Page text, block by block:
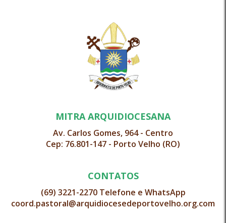
MITRA ARQUIDIOCESANA
Av. Carlos Gomes, 964 - Centro
Cep: 76.801-147 - Porto Velho (RO)
CONTATOS
(69) 3221-2270 Telefone e WhatsApp
coord.pastoral@arquidiocesedeportovelho.org.com